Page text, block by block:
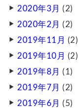
2020年3月 (2)
2020年2月 (2)
2019年11月 (2)
2019年10月 (2)
2019年8月 (1)
2019年7月 (2)
2019年6月 (5)